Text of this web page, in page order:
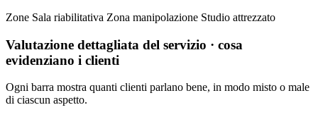
Zone Sala riabilitativa Zona manipolazione Studio attrezzato
Valutazione dettagliata del servizio · cosa
evidenziano i clienti
Ogni barra mostra quanti clienti parlano bene, in modo misto o male
di ciascun aspetto.